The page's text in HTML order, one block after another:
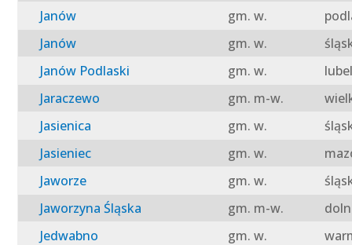
Janów gm. w.
Janów
gm. w.
Janów Podlaski
gm. w.
Jaraczewo
gm. m-w.
Jasienica
gm. w.
Jasieniec
gm. w.
Jaworze
gm. w.
Jaworzyna Śląska
gm. m-w.
Jedwabno
gm. w.